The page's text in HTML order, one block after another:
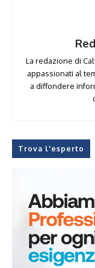
La redazione di
appassionati al
a diffondere
Trova l'esperto